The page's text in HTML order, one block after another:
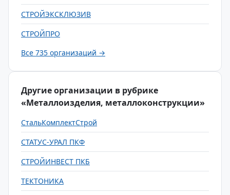
СТРОЙЭКСКЛЮЗИВ
СТРОЙПРО
Все 735 организаций →
Другие организации в рубрике
«Металлоизделия, металлоконструкции»
СтальКомплектСтрой
СТАТУС-УРАЛ ПКФ
СТРОЙИНВЕСТ ПКБ
ТЕКТОНИКА